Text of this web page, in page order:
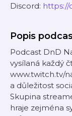
Discord: https://
Popis
Podcast DnD
vysílaná každý
www.twitch.tv/
a důležitost
Skupina
hraje zejména